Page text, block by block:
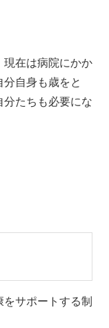
現在は病院にかか
自身も歳をと
分たちも必要にな
サポートする制